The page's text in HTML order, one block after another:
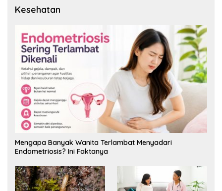
Kesehatan
Mengapa Banyak Wanita Terlambat Menyadari
Endometriosis? Ini Faktanya